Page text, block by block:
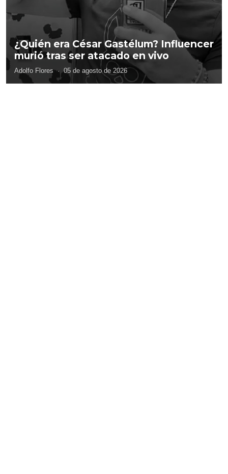
¿Quién era César Gastélum? Influencer
murió tras ser atacado en vivo
Adolfo Flores · 05 de agosto de 2026